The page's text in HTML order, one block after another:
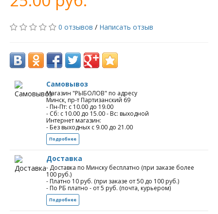
0 отзывов / Написать отзыв
Самовывоз
Магазин "РЫБОЛОВ" по адресу
Минск, пр-т Партизанский 69
- Пн-Пт: с 10.00 до 19.00
- Сб: с 10.00 до 15.00 - Вс: выходной
Интернет магазин:
- Без выходных с 9.00 до 21.00
Подробнее
Доставка
- Доставка по Минску бесплатно (при заказе более
100 руб.)
- Платно 10 руб. (при заказе от 50 до 100 руб.)
- По РБ платно - от 5 руб. (почта, курьером)
Подробнее